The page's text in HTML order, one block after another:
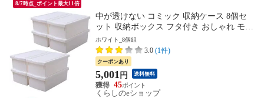
8/7時点_ポイント最大11倍
中が透けない コミック 収納ケース 8個セ
ット 収納ボックス フタ付き おしゃれ モノ
トーン コミック本ストッカー コミック本
マンガ 漫画 コミック B6対応 ふた付き グ
リーンパル 【送料無料】
ホワイト_8個組
3.0 (1件)
クーポンあり
5,001 円 送料無料
45
くらしのeショップ